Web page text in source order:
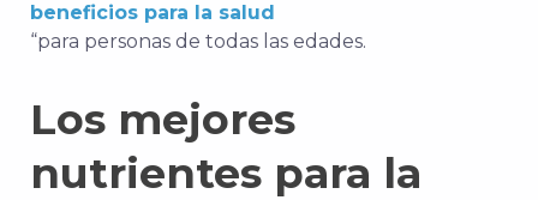
beneficios para la salud
“para personas de todas las edades.
Los mejores
nutrientes para la